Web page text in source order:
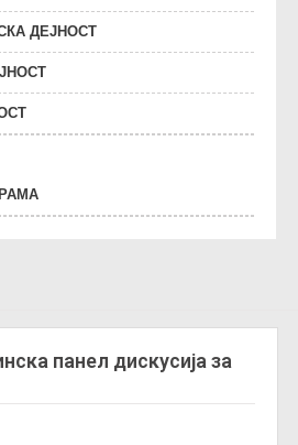
ДЕЈНОСТ
панел дискусија за